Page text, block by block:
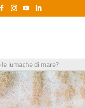
lumache di mare?